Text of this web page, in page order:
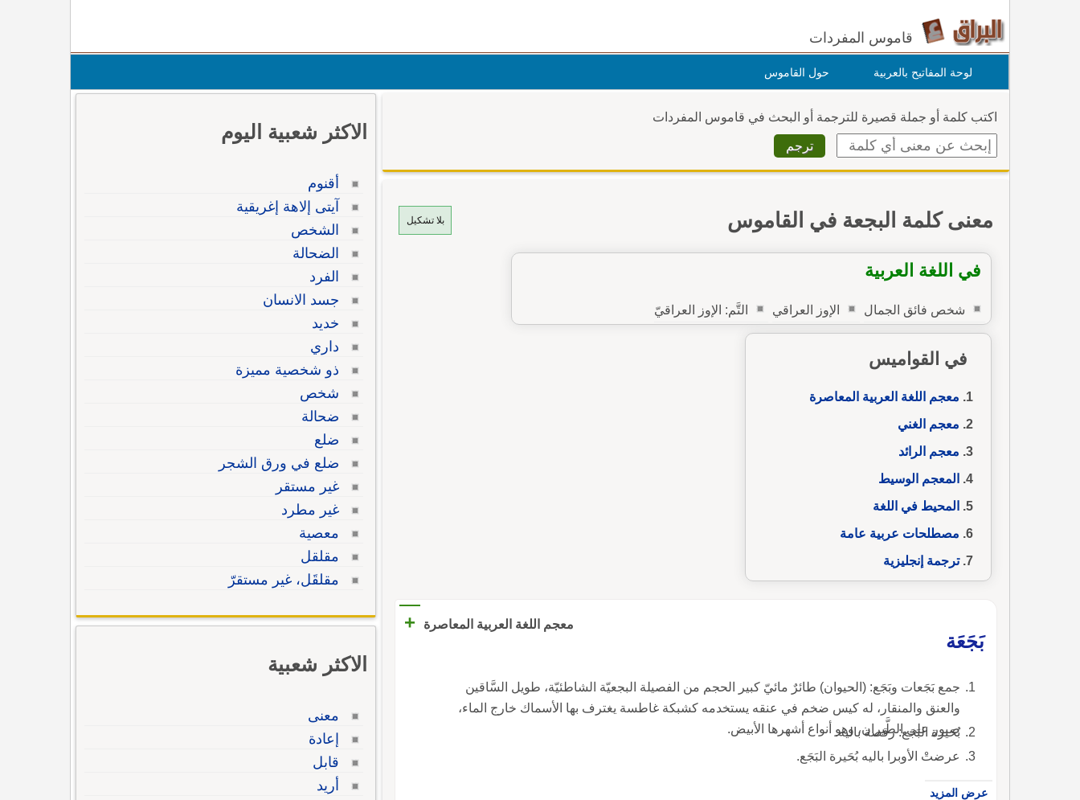
قاموس المفردات
لوحة المفاتيح بالعربية حول القاموس
اكتب كلمة أو جملة قصيرة للترجمة أو البحث في قاموس المفردات
بلا تشكيل معنى كلمة البجعة في القاموس
في اللغة العربية
شخص فائق الجمال الإوز العراقي التَّم: الإوز العراقيّ
في القواميس
معجم اللغة العربية المعاصرة
معجم الغني
معجم الرائد
المعجم الوسيط
المحيط في اللغة
مصطلحات عربية عامة
ترجمة إنجليزية
معجم اللغة العربية المعاصرة
+
بَجَعَة
جمع بَجَعات وبَجَع: (الحيوان) طائرٌ مائيّ كبير الحجم من الفصيلة البجعيّة الشاطئيّة، طويل السَّاقين
والعنق والمنقار، له كيس ضخم في عنقه يستخدمه كشبكة غاطسة يغترف بها الأسماك خارج الماء،
صبور على الطَّيران، وهو أنواع أشهرها الأبيض.
بُحَيرة البَجَع: رقصة باليه.
عرضتْ الأوبرا باليه بُحَيرة البَجَع.
عرض المزيد
الاكثر شعبية اليوم
أقنوم
آيتى إلاهة إغريقية
الشخص
الضحالة
الفرد
جسد الانسان
خديد
داري
ذو شخصية مميزة
شخص
ضحالة
ضلع
ضلع في ورق الشجر
غير مستقر
غير مطرد
معصية
مقلقل
مقلقَل، غير مستقرّ
الاكثر شعبية
معنى
إعادة
قابل
أريد